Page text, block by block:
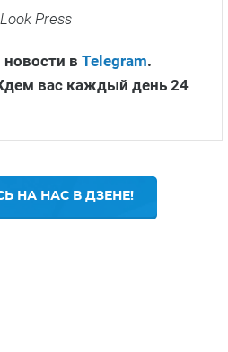
Press
в Telegram.
вас каждый день 24
НА НАС В ДЗЕНЕ!